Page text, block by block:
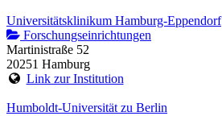
Universitätsklinikum Hamburg-Eppendorf
Forschungseinrichtungen
Martinistraße 52
20251 Hamburg
Link zur Institution
Humboldt-Universität zu Berlin